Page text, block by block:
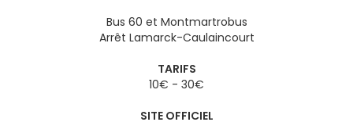
Bus 60 et Montmartrobus
Arrêt Lamarck-Caulaincourt
TARIFS
10€ - 30€
SITE OFFICIEL